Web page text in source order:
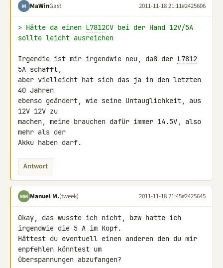
M MaWinGast 2011-11-18 21:11#2425606
> Hätte da einen L7812CV bei der Hand 12V/5A
sollte leicht ausreichen
Irgendie ist mir irgendwie neu, daß der L7812
5A schafft,
aber vielleicht hat sich das ja in den letzten
40 Jahren
ebenso geändert, wie seine Untauglichkeit, aus
12V 12V zu
machen, meine brauchen dafür immer 14.5V, also
mehr als der
Akku haben darf.
Antwort
MM Manuel M.(tweek) 2011-11-18 21:45#2425645
Okay, das wusste ich nicht, bzw hatte ich
irgendwie die 5 A im Kopf.
Hättest du eventuell einen anderen den du mir
enpfehlen könntest um
überspannungen abzufangen?